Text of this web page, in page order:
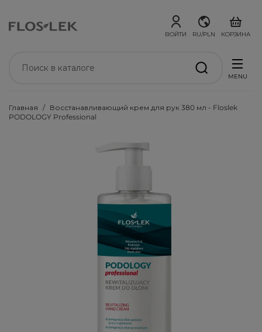
ВОЙТИ RU/PLN КОРЗИНА
MENU
Главная
Восстанавливающий крем для рук 380 мл - Floslek
PODOLOGY Professional